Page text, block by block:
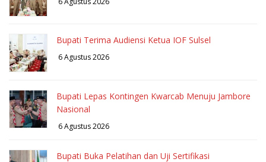
Bupati Terima Audiensi Ketua IOF Sulsel
6 Agustus 2026
Bupati Lepas Kontingen Kwarcab Menuju Jambore
Nasional
6 Agustus 2026
Bupati Buka Pelatihan dan Uji Sertifikasi